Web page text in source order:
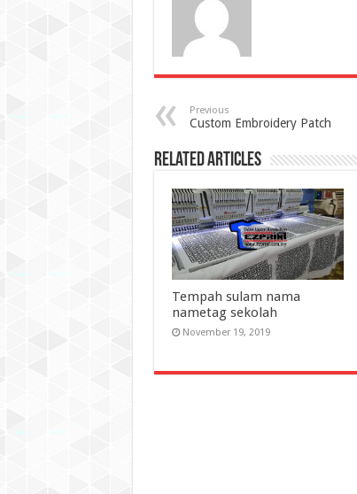
Previous
Custom Embroidery Patch
Related Articles
Tempah sulam nama
nametag sekolah
November 19, 2019